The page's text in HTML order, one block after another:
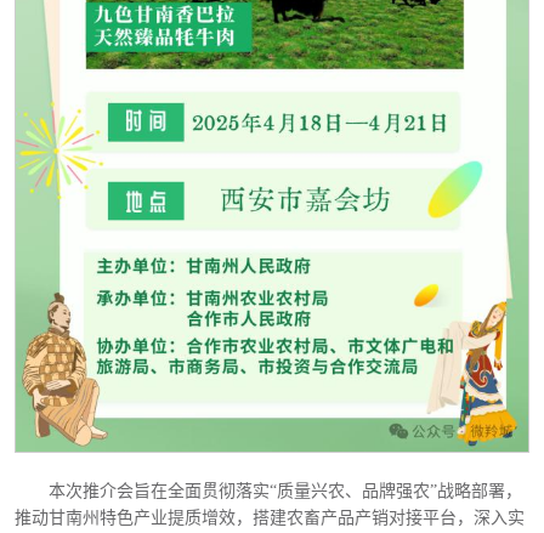
本次推介会旨在全面贯彻落实“质量兴农、品牌强农”战略部署，
推动甘南州特色产业提质增效，搭建农畜产品产销对接平台，深入实